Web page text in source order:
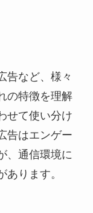
告など、様々
の特徴を理解
せて使い分け
告はエンゲー
、通信環境に
ります。